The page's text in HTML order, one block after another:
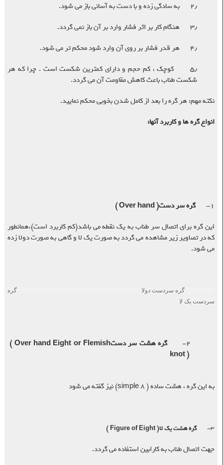
۲٫ به سادگی زده و با دست به آسانی باز می شود
.
۳٫ هنگام کار بر اثر فشار وارد بر آن باز نمی گردد
.
۴٫ هر قدر فشار بر روی آن وارد شود محکم تر می شود
.
۵٫ کوچک ، کم حجم و دارای کمترین شکست است . چرا که هر
شکست طناب باعث کاهش مقاومت آن می گردد.
نکته مهم:هر گره را بعد از کامل شدن بخوبی محکم نمایید.
انواع گره ها و کاربرد آنها:
۱- گره سر دست( Over hand )
این گره برای اتصال سر طناب به یک نقطه می باشد(کم کاربرد است)،همانطور
که در تصاویر زیر مشاهده می گردد به صورت یک لا و گاهی به صورت دولا زده
می شود.
گره سردست دولا گره
سردست یک لا
۲- گره هشت سر دست( Over hand Eight or Flemish
knot )
به این گره ، هشت ساده(simple 8 )نیز گفته می شود
۳- گره هشت یک لا( Figure of Eight )
جهت اتصال طناب به کارابین استفاده می گردد.